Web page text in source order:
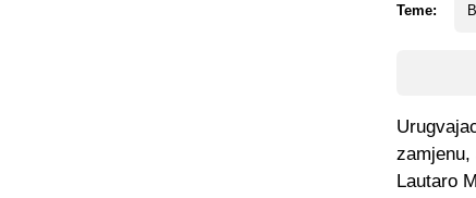
Teme:
zamjenu,
Lautaro